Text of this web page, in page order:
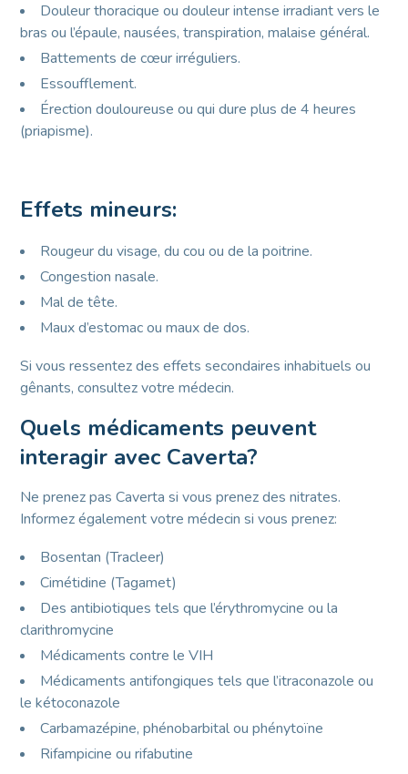
Douleur thoracique ou douleur intense irradiant vers le
bras ou l’épaule, nausées, transpiration, malaise général.
Battements de cœur irréguliers.
Essoufflement.
Érection douloureuse ou qui dure plus de 4 heures
(priapisme).
Effets mineurs:
Rougeur du visage, du cou ou de la poitrine.
Congestion nasale.
Mal de tête.
Maux d’estomac ou maux de dos.
Si vous ressentez des effets secondaires inhabituels ou
gênants, consultez votre médecin.
Quels médicaments peuvent
interagir avec Caverta?
Ne prenez pas Caverta si vous prenez des nitrates.
Informez également votre médecin si vous prenez:
Bosentan (Tracleer)
Cimétidine (Tagamet)
Des antibiotiques tels que l’érythromycine ou la
clarithromycine
Médicaments contre le VIH
Médicaments antifongiques tels que l’itraconazole ou
le kétoconazole
Carbamazépine, phénobarbital ou phénytoïne
Rifampicine ou rifabutine